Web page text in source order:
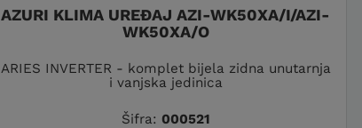
AZURI KLIMA UREĐAJ AZI-WK50XA/I/AZI-
WK50XA/O
ARIES INVERTER - komplet bijela zidna unutarnja
i vanjska jedinica
Šifra: 000521